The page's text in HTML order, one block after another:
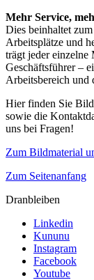
Mehr Service,
Dies beinhaltet
Arbeitsplätze und
trägt jeder
Geschäftsführer –
Arbeitsbereich und
Hier finden Sie
sowie die
uns bei Fragen!
Zum Bildmaterial
Zum Seitenanfang
Dranbleiben
Linkedin
Kununu
Instagram
Facebook
Youtube